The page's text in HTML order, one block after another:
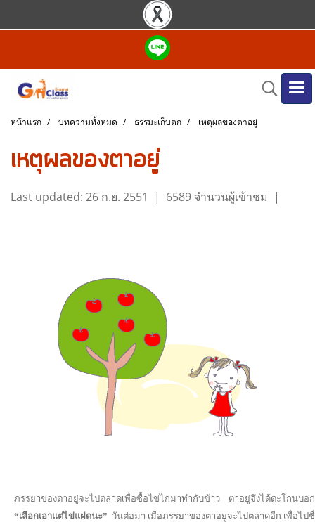
หน้าแรก บทความทั้งหมด ธรรมะเก็บตก เหตุผลของตาอยู่
เหตุผลของตาอยู่
Last updated: 26 ก.ย. 2551 | 6589 จำนวนผู้เข้าชม |
ภรรยาของตาอยู่จะไปตลาดเพื่อซื้อไข่ไก่มาทำกับข้าว ตาอยู่จึงได้ตะโกนบอก
“เลือกเอาแต่ไข่แฝดนะ” วันต่อมา เมื่อภรรยาของตาอยู่จะไปตลาดอีก เพื่อไป